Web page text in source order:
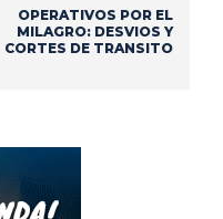
OPERATIVOS POR EL
MILAGRO: DESVIOS Y
CORTES DE TRANSITO